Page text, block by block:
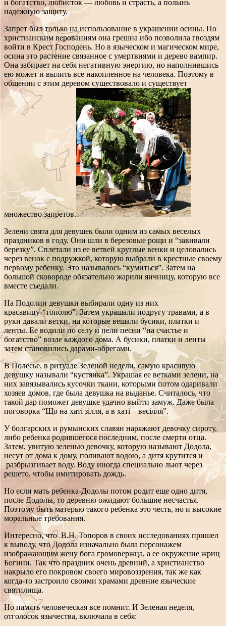
и богатство, любисток — любовь и страсть, а полынь
надежную защиту.
Запрет был только на использование в украшении осины. По
христианским верованиям она грешна ибо позволила гвоздям
войти в Крест Господень. Но в языческом и магическом мире,
осина это растение связанное с умертвиями и дерево вампир.
Она забирает на себя негативную энергию, но наполнившись
ею может и вылить все накопленное на человека. Поэтому в
общении с этим деревом существовало и существует
множество запретов.
Зелени свята для девушек были одним из самых веселых
праздников в году. Они шли в березовые рощи и “завивали
березку”. Сплетали из ее ветвей круглые венки и целовались
через венок с подружкой, которую выбрали в крестные своему
первому ребенку. Это называлось “кумиться”. Затем на
большой сковороде обязательно жарили яичницу, которую все
вместе съедали.
На Подолии девушки выбирали одну из них
красавицу-“тополю”. Затем украшали подругу травами, а в
руки давали ветки, на которые вешали бусики, платки и
ленты. Ее водили по селу и пели песни “на счастье и
богатство” возле каждого дома. А бусики, платки и ленты
затем становились дарами-обрегами.
В Полесье, в ритуале Зеленой недели, самую красивую
девушку называли “кустянка”. Украшая ее ветками зелени, на
них завязывались кусочки ткани, которыми потом одаривали
хозяев домов, где была девушка на выданье. Считалось, что
такой дар поможет девушке удачно выйти замуж. Даже была
поговорка “Що на хаті зілля, а в хаті – весілля”.
У болгарских и румынских славян наряжают девочку сироту,
либо ребенка родившегося последним, после смерти отца.
Затем, увитую зеленью девочку, которую называют Додола,
несут от дома к дому, поливают водою, а дитя крутится и
разбрызгивает воду. Воду иногда специально льют через
решето, чтобы имитировать дождь.
Но если мать ребенка-Додолы потом родит еще одно дитя,
после Додолы, то деревню ожидают большие несчастья.
Поэтому быть матерью такого ребенка это честь, но и высокие
моральные требования.
Интересно, что В.Н. Топоров в своих исследованиях пришел
к выводу, что Додола изначально была персонажем
изображающим жену бога громовержца, а ее окружение жриц
Богини. Так что праздник очень древний, а христианство
накрыло его покровом своего мировоззрения, так же как
когда-то застроило своими храмами древние языческие
святилища.
Но память человеческая все помнит. И Зеленая неделя,
отголосок язычества, включала в себя: